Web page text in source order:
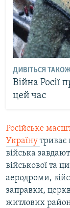
ДИВІТЬСЯ
Війна Росії
цей час
Російське
Україну триває
війська
військової та
аеродроми,
заправки,
житлових